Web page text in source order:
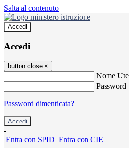
Salta al contenuto
Accedi
Accedi
button close ×
Nome
Password
Password dimenticata?
-
Entra con SPID Entra con CIE